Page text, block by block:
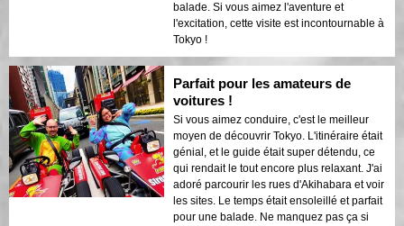
balade. Si vous aimez l'aventure et
l'excitation, cette visite est incontournable à
Tokyo !
Parfait pour les amateurs de
voitures !
Si vous aimez conduire, c'est le meilleur
moyen de découvrir Tokyo. L'itinéraire était
génial, et le guide était super détendu, ce
qui rendait le tout encore plus relaxant. J'ai
adoré parcourir les rues d'Akihabara et voir
les sites. Le temps était ensoleillé et parfait
pour une balade. Ne manquez pas ça si